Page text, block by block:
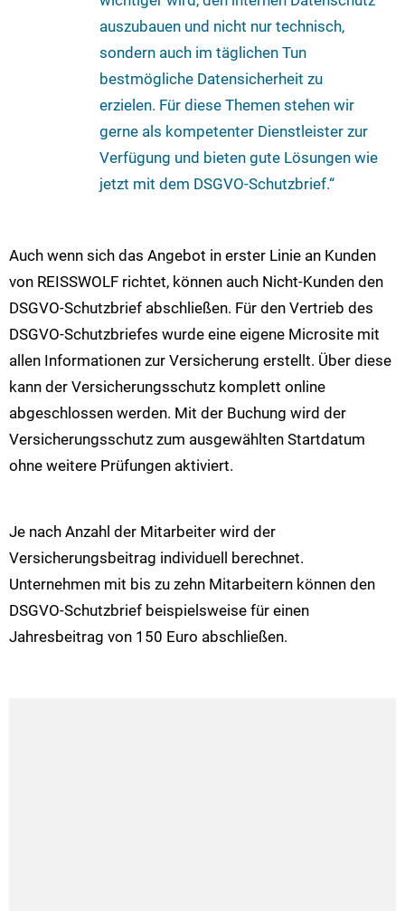
auszubauen und nicht nur technisch,
sondern auch im täglichen Tun
bestmögliche Datensicherheit zu
erzielen. Für diese Themen stehen wir
gerne als kompetenter Dienstleister zur
Verfügung und bieten gute Lösungen wie
jetzt mit dem DSGVO-Schutzbrief.“
Auch wenn sich das Angebot in erster Linie an Kunden
von REISSWOLF richtet, können auch Nicht-Kunden den
DSGVO-Schutzbrief abschließen. Für den Vertrieb des
DSGVO-Schutzbriefes wurde eine eigene Microsite mit
allen Informationen zur Versicherung erstellt. Über diese
kann der Versicherungsschutz komplett online
abgeschlossen werden. Mit der Buchung wird der
Versicherungsschutz zum ausgewählten Startdatum
ohne weitere Prüfungen aktiviert.
Je nach Anzahl der Mitarbeiter wird der
Versicherungsbeitrag individuell berechnet.
Unternehmen mit bis zu zehn Mitarbeitern können den
DSGVO-Schutzbrief beispielsweise für einen
Jahresbeitrag von 150 Euro abschließen.